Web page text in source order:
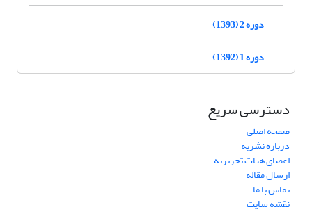
دوره 2 (1393)
دوره 1 (1392)
دسترسی سریع
صفحه اصلی
درباره نشریه
اعضای هیات تحریریه
ارسال مقاله
تماس با ما
نقشه سایت